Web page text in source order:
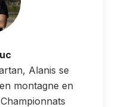
Alanis se
montagne en